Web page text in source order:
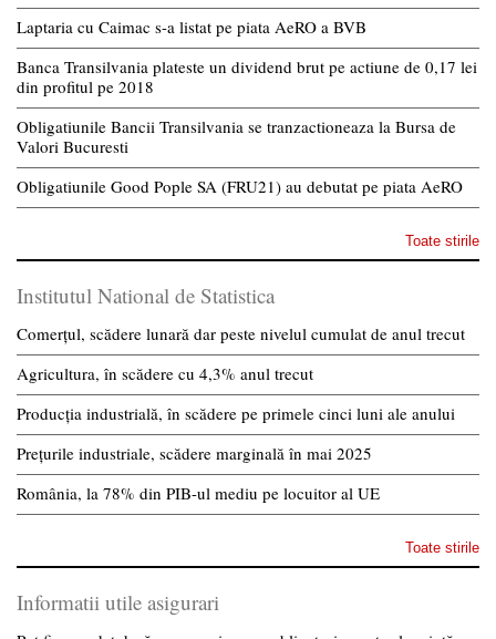
Laptaria cu Caimac s-a listat pe piata AeRO a BVB
Banca Transilvania plateste un dividend brut pe actiune de 0,17 lei
din profitul pe 2018
Obligatiunile Bancii Transilvania se tranzactioneaza la Bursa de
Valori Bucuresti
Obligatiunile Good Pople SA (FRU21) au debutat pe piata AeRO
Toate stirile
Institutul National de Statistica
Comerțul, scădere lunară dar peste nivelul cumulat de anul trecut
Agricultura, în scădere cu 4,3% anul trecut
Producția industrială, în scădere pe primele cinci luni ale anului
Prețurile industriale, scădere marginală în mai 2025
România, la 78% din PIB-ul mediu pe locuitor al UE
Toate stirile
Informatii utile asigurari